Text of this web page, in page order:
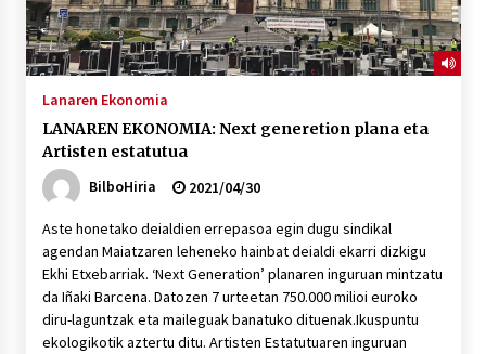
Lanaren Ekonomia
LANAREN EKONOMIA: Next generetion plana eta
Artisten estatutua
BilboHiria
2021/04/30
Aste honetako deialdien errepasoa egin dugu sindikal
agendan Maiatzaren leheneko hainbat deialdi ekarri dizkigu
Ekhi Etxebarriak. ‘Next Generation’ planaren inguruan mintzatu
da Iñaki Barcena. Datozen 7 urteetan 750.000 milioi euroko
diru-laguntzak eta maileguak banatuko dituenak.Ikuspuntu
ekologikotik aztertu ditu. Artisten Estatutuaren inguruan